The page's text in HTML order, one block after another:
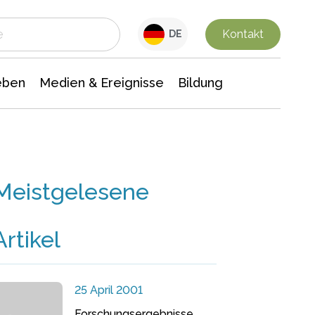
DE Kontakt
Medien & Ereignisse Bildung
25 April 2001